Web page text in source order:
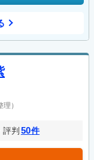
）
評判50件